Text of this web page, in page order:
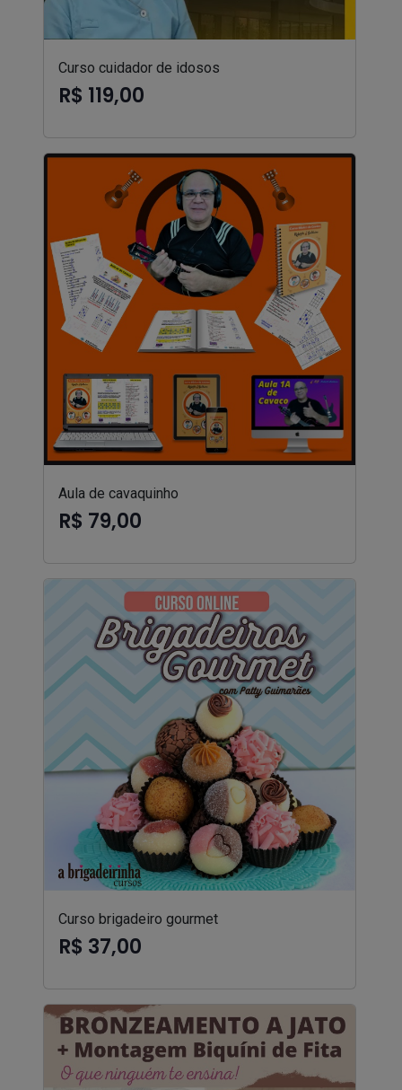
Curso cuidador de idosos
R$ 119,00
Aula de cavaquinho
R$ 79,00
Curso brigadeiro gourmet
R$ 37,00